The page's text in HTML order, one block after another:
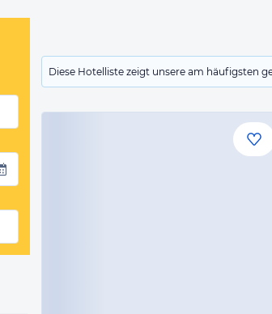
Diese Hotelliste zeigt unsere am häufigsten